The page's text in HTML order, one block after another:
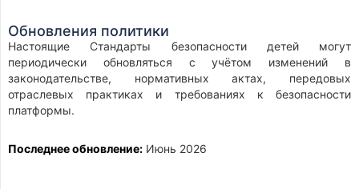
Обновления политики
Настоящие Стандарты безопасности детей могут
периодически обновляться с учётом изменений в
законодательстве, нормативных актах, передовых
отраслевых практиках и требованиях к безопасности
платформы.
Последнее обновление: Июнь 2026